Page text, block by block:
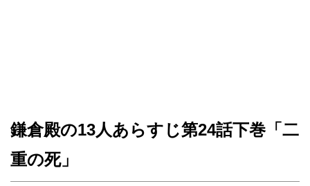
鎌倉殿の13人あらすじ第24話下巻「二
重の死」